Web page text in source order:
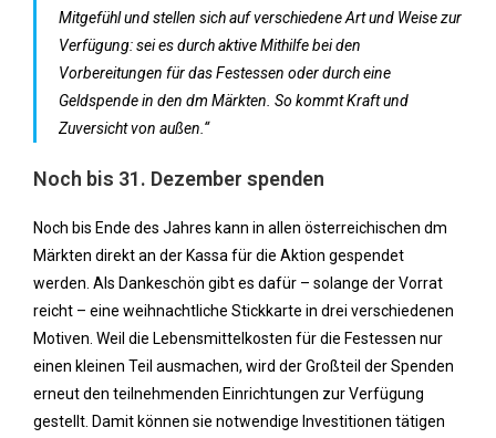
Mitgefühl und stellen sich auf verschiedene Art und Weise zur
Verfügung: sei es durch aktive Mithilfe bei den
Vorbereitungen für das Festessen oder durch eine
Geldspende in den dm Märkten. So kommt Kraft und
Zuversicht von außen.“
Noch bis 31. Dezember spenden
Noch bis Ende des Jahres kann in allen österreichischen dm
Märkten direkt an der Kassa für die Aktion gespendet
werden. Als Dankeschön gibt es dafür – solange der Vorrat
reicht – eine weihnachtliche Stickkarte in drei verschiedenen
Motiven. Weil die Lebensmittelkosten für die Festessen nur
einen kleinen Teil ausmachen, wird der Großteil der Spenden
erneut den teilnehmenden Einrichtungen zur Verfügung
gestellt. Damit können sie notwendige Investitionen tätigen